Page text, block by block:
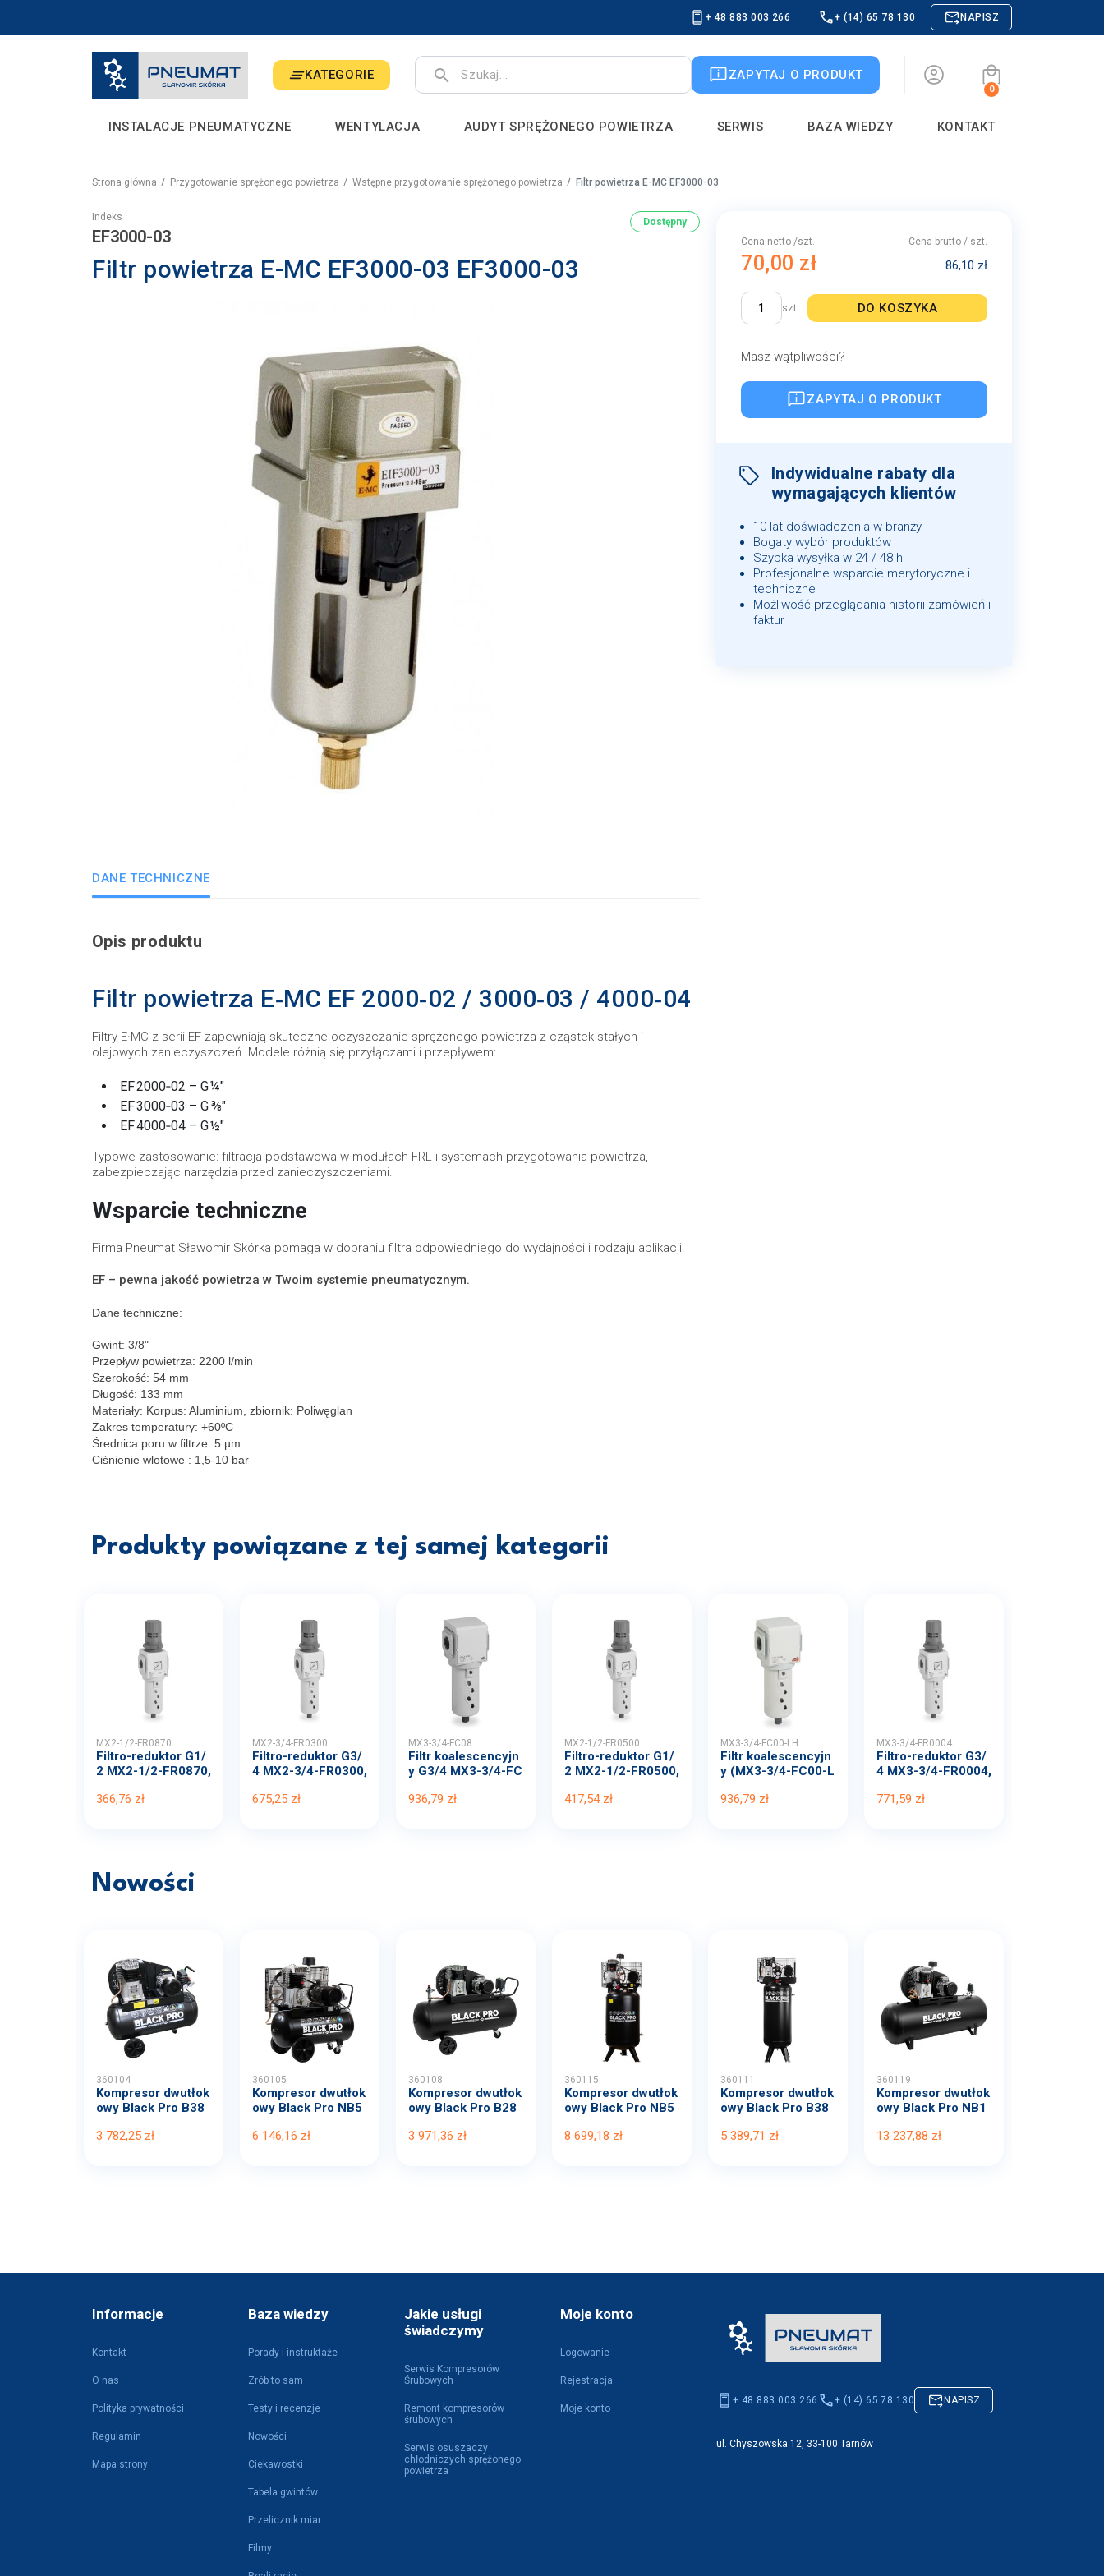
+ 48 883 003 266 + (14) 65 78 130 NAPISZ
search ZAPYTAJ O PRODUKT
0
INSTALACJE PNEUMATYCZNE WENTYLACJA AUDYT SPRĘŻONEGO POWIETRZA SERWIS BAZA WIEDZY KONTAKT
KATEGORIE
Strona główna Przygotowanie sprężonego powietrza Wstępne przygotowanie sprężonego powietrza Filtr powietrza E-MC EF3000-03
Indeks
EF3000-03
Dostępny
Filtr powietrza E-MC EF3000-03 EF3000-03
DANE TECHNICZNE
Opis produktu
Filtr powietrza E‑MC EF 2000‑02 / 3000‑03 / 4000‑04
Filtry E·MC z serii EF zapewniają skuteczne oczyszczanie sprężonego powietrza z cząstek stałych i
olejowych zanieczyszczeń. Modele różnią się przyłączami i przepływem:
EF 2000‑02 – G ¼″
EF 3000‑03 – G ⅜″
EF 4000‑04 – G ½″
Typowe zastosowanie: filtracja podstawowa w modułach FRL i systemach przygotowania powietrza,
zabezpieczając narzędzia przed zanieczyszczeniami.
Wsparcie techniczne
Firma Pneumat Sławomir Skórka pomaga w dobraniu filtra odpowiedniego do wydajności i rodzaju aplikacji.
EF – pewna jakość powietrza w Twoim systemie pneumatycznym.
Dane techniczne:
Gwint: 3/8"
Przepływ powietrza: 2200 l/min
Szerokość: 54 mm
Długość: 133 mm
Materiały: Korpus: Aluminium, zbiornik: Poliwęglan
Zakres temperatury: +60ºC
Średnica poru w filtrze: 5 µm
Ciśnienie wlotowe : 1,5-10 bar
Cena netto /szt.
70,00 zł
Cena brutto / szt.
86,10 zł
szt. DO KOSZYKA
Masz wątpliwości?
ZAPYTAJ O PRODUKT
Indywidualne rabaty dla
wymagających klientów
10 lat doświadczenia w branży
Bogaty wybór produktów
Szybka wysyłka w 24 / 48 h
Profesjonalne wsparcie merytoryczne i
techniczne
Możliwość przeglądania historii zamówień i
faktur
Produkty powiązane z tej samej kategorii
MX2-1/2-FR0870
Filtro-reduktor G1/
2 MX2-1/2-FR0870,
366,76 zł
MX2-3/4-FR0300
Filtro-reduktor G3/
4 MX2-3/4-FR0300,
675,25 zł
MX3-3/4-FC08
Filtr koalescencyjn
y G3/4 MX3-3/4-FC
936,79 zł
MX2-1/2-FR0500
Filtro-reduktor G1/
2 MX2-1/2-FR0500,
417,54 zł
MX3-3/4-FC00-LH
Filtr koalescencyjn
y (MX3-3/4-FC00-L
936,79 zł
MX3-3/4-FR0004
Filtro-reduktor G3/
4 MX3-3/4-FR0004,
771,59 zł
Nowości
360104
Kompresor dwutłok
owy Black Pro B38
3 782,25 zł
360105
Kompresor dwutłok
owy Black Pro NB5
6 146,16 zł
360108
Kompresor dwutłok
owy Black Pro B28
3 971,36 zł
360115
Kompresor dwutłok
owy Black Pro NB5
8 699,18 zł
360111
Kompresor dwutłok
owy Black Pro B38
5 389,71 zł
360119
Kompresor dwutłok
owy Black Pro NB1
13 237,88 zł
Informacje
Kontakt
O nas
Polityka prywatności
Regulamin
Mapa strony
Baza wiedzy
Porady i instruktaże
Zrób to sam
Testy i recenzje
Nowości
Ciekawostki
Tabela gwintów
Przelicznik miar
Filmy
Jakie usługi
świadczymy
Serwis Kompresorów
Śrubowych
Remont kompresorów
śrubowych
Serwis osuszaczy
chłodniczych sprężonego
powietrza
Moje konto
Logowanie
Rejestracja
Moje konto
+ 48 883 003 266 + (14) 65 78 130 NAPISZ
ul. Chyszowska 12, 33-100 Tarnów